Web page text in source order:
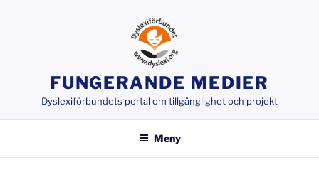
FUNGERANDE MEDIER
Dyslexiförbundets portal om tillgänglighet och projekt
Meny